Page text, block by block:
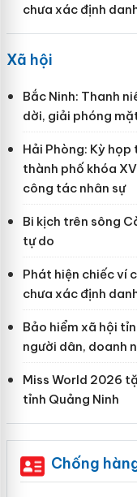
chưa xác định
Xã hội
Bắc Ninh: Thanh
dời, giải phóng
Hải Phòng: Kỳ
thành phố khóa
công tác nhân sự
Bi kịch trên sông
tự do
Phát hiện chiếc ví
chưa xác định
Bảo hiểm xã hội
người dân, doanh
Miss World 2026
tỉnh Quảng Ninh
Chống